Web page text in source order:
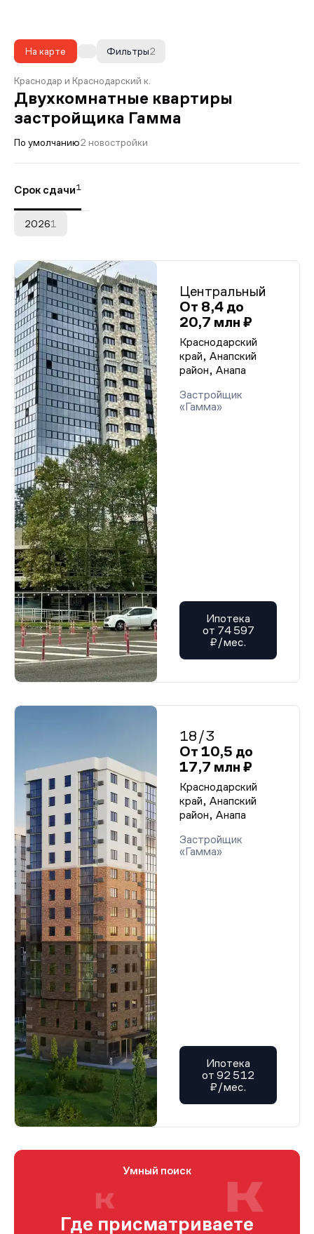
На карте 2
Фильтры
Краснодар и Краснодарский к.
Двухкомнатные квартиры
застройщика Гамма
По умолчанию2 новостройки
Срок сдачи1
20261
Центральный
От 8,4 до
20,7 млн ₽
Краснодарский
край, Анапский
район, Анапа
Застройщик
«Гамма»
Ипотека
от 74 597
₽/мес.
18/3
От 10,5 до
17,7 млн ₽
Краснодарский
край, Анапский
район, Анапа
Застройщик
«Гамма»
Ипотека
от 92 512
₽/мес.
Умный поиск
Где присматриваете